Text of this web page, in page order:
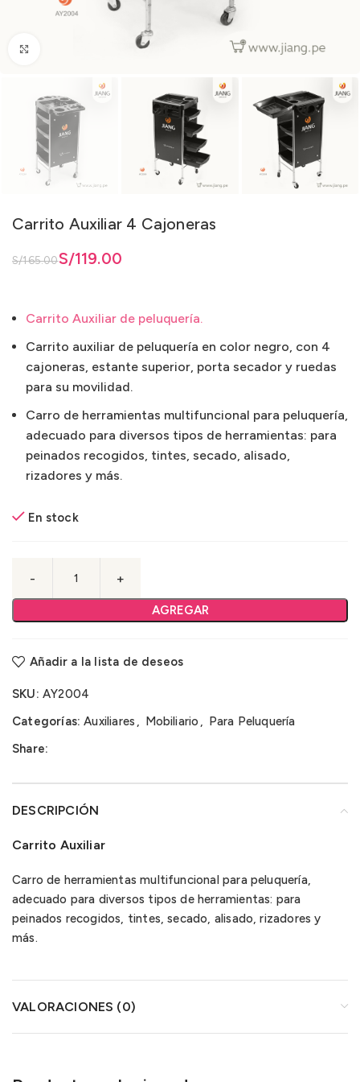
Carrito Auxiliar 4 Cajoneras
S/165.00
era: S/165.00.
S/119.00
es: S/119.00.
Carrito Auxiliar de peluquería.
Carrito auxiliar de peluquería en color negro, con 4
cajoneras, estante superior, porta secador y ruedas
para su movilidad.
Carro de herramientas multifuncional para peluquería,
adecuado para diversos tipos de herramientas: para
peinados recogidos, tintes, secado, alisado,
rizadores y más.
En stock
AGREGAR
Añadir a la lista de deseos
SKU: AY2004
Categorías: Auxiliares , Mobiliario ,
Para Peluquería
Share:
DESCRIPCIÓN
Carrito Auxiliar
Carro de herramientas multifuncional para peluquería,
adecuado para diversos tipos de herramientas: para
peinados recogidos, tintes, secado, alisado, rizadores y
más.
VALORACIONES (0)